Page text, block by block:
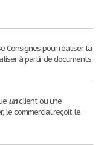
Consignes pour réaliser la
à partir de documents
unclient ou une
le commercial reçoit le